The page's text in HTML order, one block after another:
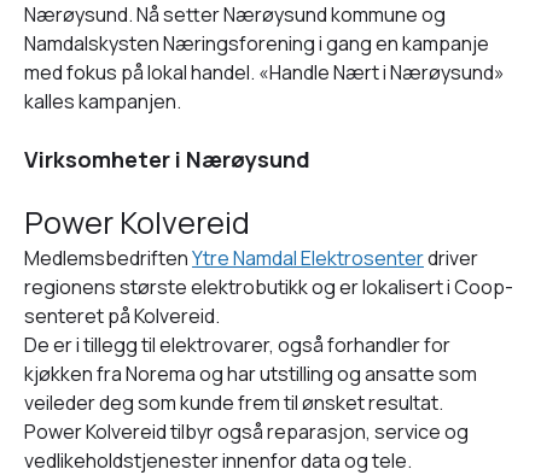
Nærøysund. Nå setter Nærøysund kommune og
Namdalskysten Næringsforening i gang en kampanje
med fokus på lokal handel. «Handle Nært i Nærøysund»
kalles kampanjen.
Virksomheter i Nærøysund
Power Kolvereid
MedlemsbedriftenYtre Namdal Elektrosenterdriver
regionens største elektrobutikk og er lokalisert i Coop-
senteret på Kolvereid.
De er i tillegg til elektrovarer, også forhandler for
kjøkken fra Norema og har utstilling og ansatte som
veileder deg som kunde frem til ønsket resultat.
Power Kolvereid tilbyr også reparasjon, service og
vedlikeholdstjenester innenfor data og tele.